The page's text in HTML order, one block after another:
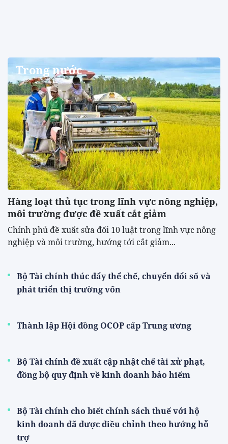
Trong nước
Hàng loạt thủ tục trong lĩnh vực nông nghiệp,
môi trường được đề xuất cắt giảm
Chính phủ đề xuất sửa đổi 10 luật trong lĩnh vực nông
nghiệp và môi trường, hướng tới cắt giảm...
Bộ Tài chính thúc đẩy thể chế, chuyển đổi số và
phát triển thị trường vốn
Thành lập Hội đồng OCOP cấp Trung ương
Bộ Tài chính đề xuất cập nhật chế tài xử phạt,
đồng bộ quy định về kinh doanh bảo hiểm
Bộ Tài chính cho biết chính sách thuế với hộ
kinh doanh đã được điều chỉnh theo hướng hỗ
trợ